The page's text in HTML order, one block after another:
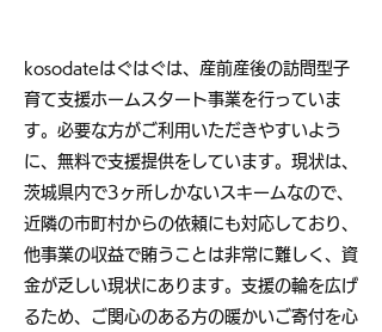
kosodateはぐはぐは、産前産後の訪問型子
育て支援ホームスタート事業を行っていま
す。必要な方がご利用いただきやすいよう
に、無料で支援提供をしています。現状は、
茨城県内で3ヶ所しかないスキームなので、
近隣の市町村からの依頼にも対応しており、
他事業の収益で賄うことは非常に難しく、資
金が乏しい現状にあります。支援の輪を広げ
るため、ご関心のある方の暖かいご寄付を心